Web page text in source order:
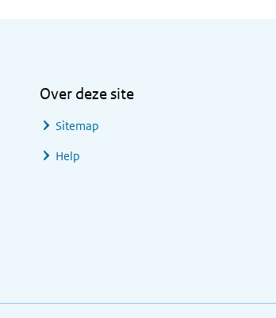
Over deze site
Sitemap
Help